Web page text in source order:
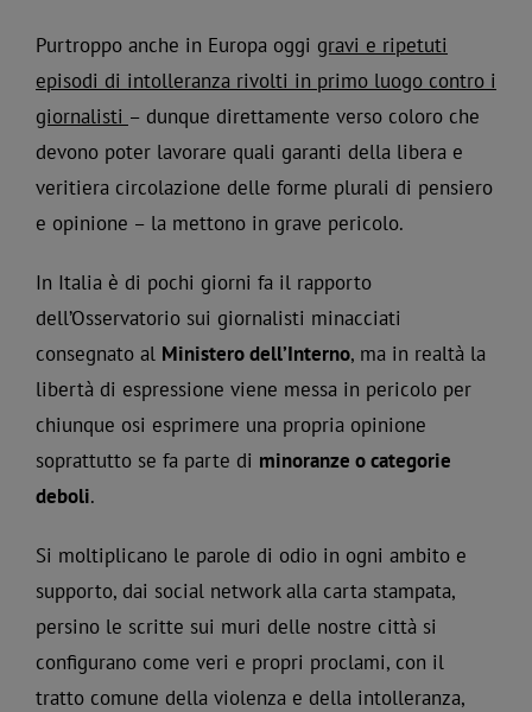
Purtroppo anche in Europa oggi gravi e ripetuti
episodi di intolleranza rivolti in primo luogo contro i
giornalisti – dunque direttamente verso coloro che
devono poter lavorare quali garanti della libera e
veritiera circolazione delle forme plurali di pensiero
e opinione – la mettono in grave pericolo.
In Italia è di pochi giorni fa il rapporto
dell’Osservatorio sui giornalisti minacciati
consegnato al Ministero dell’Interno, ma in realtà la
libertà di espressione viene messa in pericolo per
chiunque osi esprimere una propria opinione
soprattutto se fa parte di minoranze o categorie
deboli.
Si moltiplicano le parole di odio in ogni ambito e
supporto, dai social network alla carta stampata,
persino le scritte sui muri delle nostre città si
configurano come veri e propri proclami, con il
tratto comune della violenza e della intolleranza,